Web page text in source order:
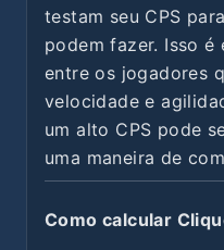
testam seu CPS
podem fazer. Isso é
entre os jogadores
velocidade e
um alto CPS pode
uma maneira de
Como calcular